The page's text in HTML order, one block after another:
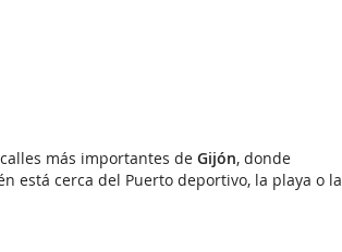
más importantes de Gijón, donde
está cerca del Puerto deportivo, la playa o la